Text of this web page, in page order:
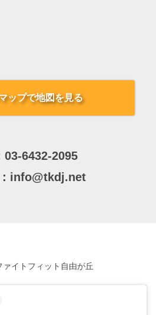
ップで地図を見る
03-6432-2095
info@tkdj.net
イトフィット自由が丘